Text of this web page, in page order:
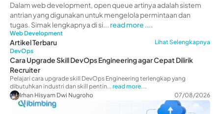
hingga Fungsinya!
Dalam web development, open queue artinya adalah sistem
antrian yang digunakan untuk mengelola permintaan dan
tugas. Simak lengkapnya di si... read more ....
Web Development
Artikel Terbaru
Lihat Selengkapnya
DevOps
Cara Upgrade Skill DevOps Engineering agar Cepat Dilirik
Recruiter
Pelajari cara upgrade skill DevOps Engineering terlengkap yang
dibutuhkan industri dan skill pentin...read more...
Irhan Hisyam Dwi Nugroho
07/08/2026